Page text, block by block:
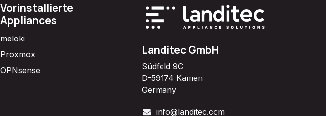
Vorinstallierte
Appliances
meloki
Proxmox
OPNsense
Landitec GmbH
Südfeld 9C
D-59174 Kamen
Germany
info@landitec.com